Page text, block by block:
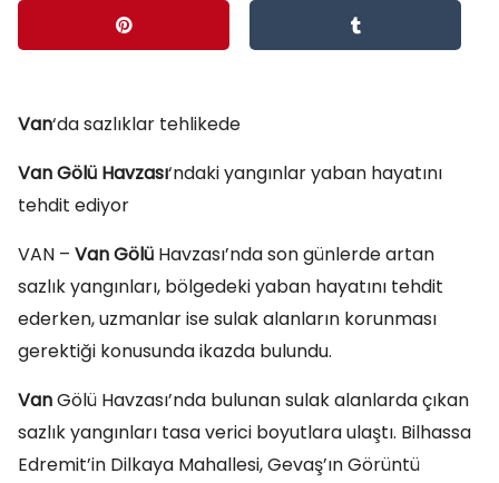
Van‘da sazlıklar tehlikede
Van Gölü Havzası‘ndaki yangınlar yaban hayatını
tehdit ediyor
VAN – Van Gölü Havzası’nda son günlerde artan
sazlık yangınları, bölgedeki yaban hayatını tehdit
ederken, uzmanlar ise sulak alanların korunması
gerektiği konusunda ikazda bulundu.
VanGölü Havzası’nda bulunan sulak alanlarda çıkan
sazlık yangınları tasa verici boyutlara ulaştı. Bilhassa
Edremit’in Dilkaya Mahallesi, Gevaş’ın Görüntü